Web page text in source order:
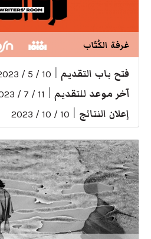
غرفة الكُتّاب
فتح باب التقديم 10 / 5 / 2023
آخر موعد للتقديم 11 / 7 / 2023
إعلان النتائج 10 / 10 / 2023